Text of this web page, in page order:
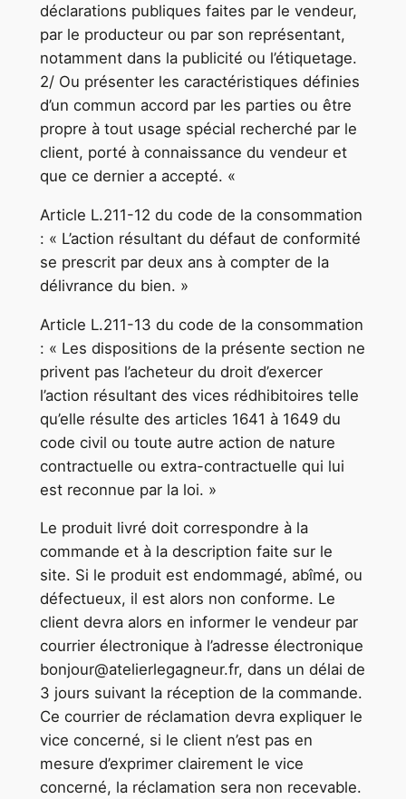
déclarations publiques faites par le vendeur,
par le producteur ou par son représentant,
notamment dans la publicité ou l’étiquetage.
2/ Ou présenter les caractéristiques définies
d’un commun accord par les parties ou être
propre à tout usage spécial recherché par le
client, porté à connaissance du vendeur et
que ce dernier a accepté. «
Article L.211-12 du code de la consommation
: « L’action résultant du défaut de conformité
se prescrit par deux ans à compter de la
délivrance du bien. »
Article L.211-13 du code de la consommation
: « Les dispositions de la présente section ne
privent pas l’acheteur du droit d’exercer
l’action résultant des vices rédhibitoires telle
qu’elle résulte des articles 1641 à 1649 du
code civil ou toute autre action de nature
contractuelle ou extra-contractuelle qui lui
est reconnue par la loi. »
Le produit livré doit correspondre à la
commande et à la description faite sur le
site. Si le produit est endommagé, abîmé, ou
défectueux, il est alors non conforme. Le
client devra alors en informer le vendeur par
courrier électronique à l’adresse électronique
bonjour@atelierlegagneur.fr, dans un délai de
3 jours suivant la réception de la commande.
Ce courrier de réclamation devra expliquer le
vice concerné, si le client n’est pas en
mesure d’exprimer clairement le vice
concerné, la réclamation sera non recevable.